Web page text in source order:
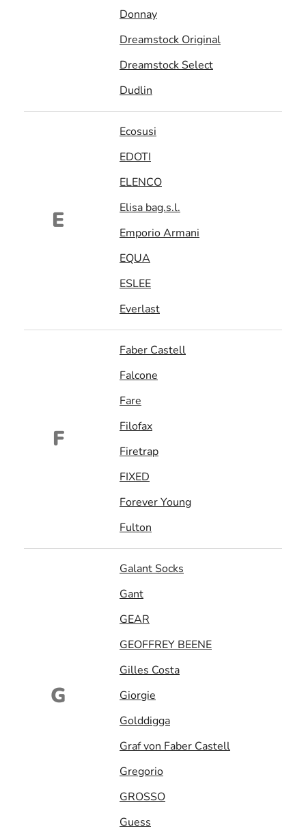
Donnay
Dreamstock Original
Dreamstock Select
Dudlin
E
Ecosusi
EDOTI
ELENCO
Elisa bag.s.l.
Emporio Armani
EQUA
ESLEE
Everlast
F
Faber Castell
Falcone
Fare
Filofax
Firetrap
FIXED
Forever Young
Fulton
G
Galant Socks
Gant
GEAR
GEOFFREY BEENE
Gilles Costa
Giorgie
Golddigga
Graf von Faber Castell
Gregorio
GROSSO
Guess